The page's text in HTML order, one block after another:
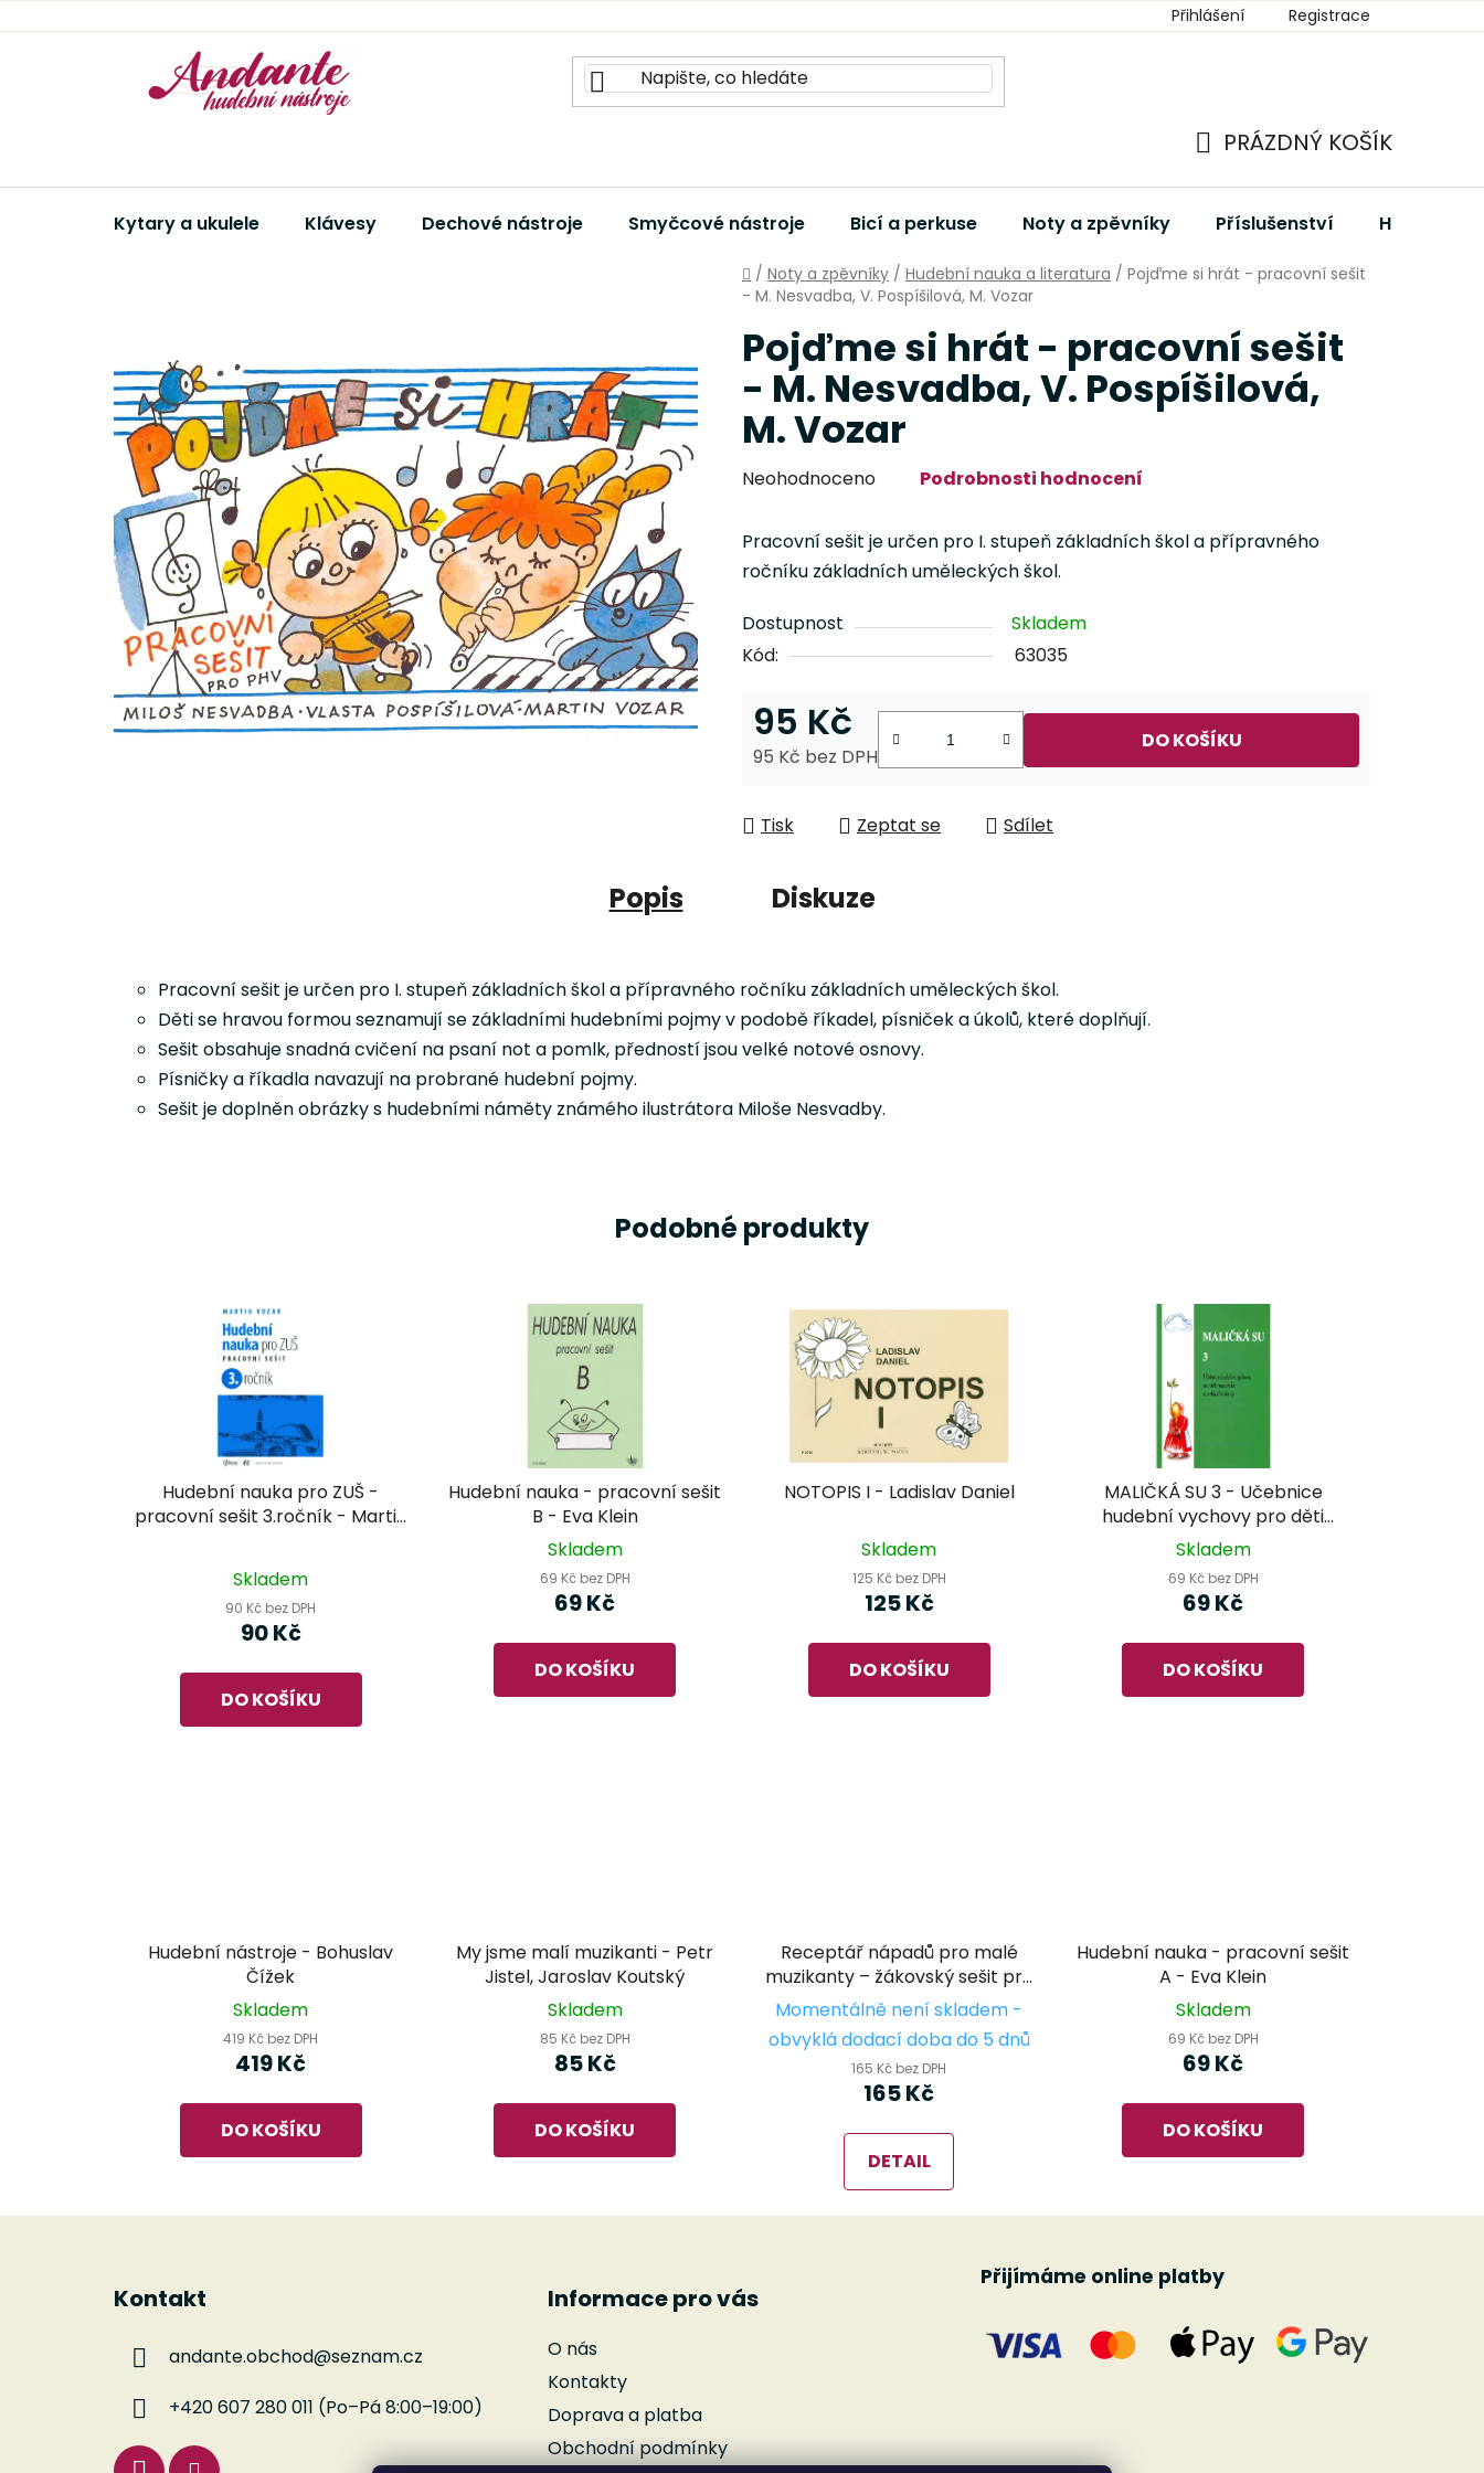
na
Přihlášení Registrace
KOŠÍK
PRÁZDNÝ KOŠÍK
Kytary a ukulele Klávesy Dechové nástroje Smyčcové nástroje Bicí a perkuse Noty a zpěvníky Příslušenství Hudební
Domů
/ Noty a zpěvníky / Hudební nauka a literatura / Pojďme si hrát - pracovní sešit
- M. Nesvadba, V. Pospíšilová, M. Vozar
Pojďme si hrát - pracovní sešit
- M. Nesvadba, V. Pospíšilová,
M. Vozar
Průměrné
produktu
z
5
Neohodnoceno Podrobnosti hodnocení
Pracovní sešit je určen pro I. stupeň základních škol a přípravného
ročníku základních uměleckých škol.
Dostupnost
Skladem
Kód:
63035
95 Kč
95 Kč bez DPH
DO KOŠÍKU
Tisk Zeptat se Sdílet
Popis Diskuze
Pracovní sešit je určen pro I. stupeň základních škol a přípravného ročníku základních uměleckých škol.
Děti se hravou formou seznamují se základními hudebními pojmy v podobě říkadel, písniček a úkolů, které doplňují.
Sešit obsahuje snadná cvičení na psaní not a pomlk, předností jsou velké notové osnovy.
Písničky a říkadla navazují na probrané hudební pojmy.
Sešit je doplněn obrázky s hudebními náměty známého ilustrátora Miloše Nesvadby.
Podobné produkty
Hudební nauka pro ZUŠ -
pracovní sešit 3.ročník - Martin
hodnocení
produktu
5,0
z
Skladem
90 Kč bez DPH
90 Kč
DO KOŠÍKU
Hudební nauka - pracovní sešit
B - Eva Klein
Skladem
69 Kč bez DPH
69 Kč
DO KOŠÍKU
NOTOPIS I - Ladislav Daniel
Skladem
125 Kč bez DPH
125 Kč
DO KOŠÍKU
MALIČKÁ SU 3 - Učebnice
hudební vychovy pro děti
mateřské a základní školy
Skladem
69 Kč bez DPH
69 Kč
DO KOŠÍKU
Hudební nástroje - Bohuslav
Čížek
Skladem
419 Kč bez DPH
419 Kč
DO KOŠÍKU
My jsme malí muzikanti - Petr
Jistel, Jaroslav Koutský
Skladem
85 Kč bez DPH
85 Kč
DO KOŠÍKU
Receptář nápadů pro malé
muzikanty – žákovský sešit pro
přípravné ročníky
Momentálně není skladem -
obvyklá dodací doba do 5 dnů
165 Kč bez DPH
165 Kč
DETAIL
Hudební nauka - pracovní sešit
A - Eva Klein
Skladem
69 Kč bez DPH
69 Kč
DO KOŠÍKU
Kontakt
andante.obchod@seznam.cz
+420 607 280 011 (Po–Pá 8:00–19:00)
Informace pro vás
O nás
Kontakty
Doprava a platba
Obchodní podmínky
Přijímáme online platby